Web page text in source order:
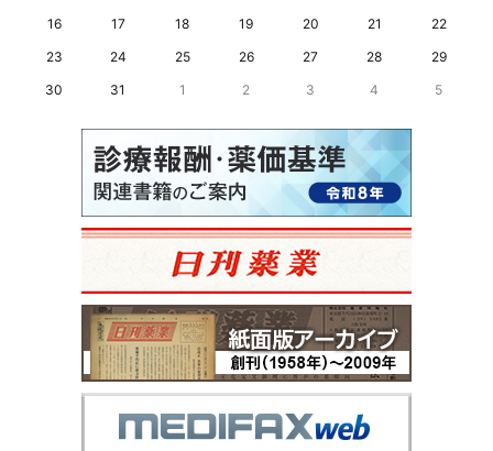
16
17 18 19 20 21
22
23
24 25 26 27 28
29
30
31 1 2 3 4 5